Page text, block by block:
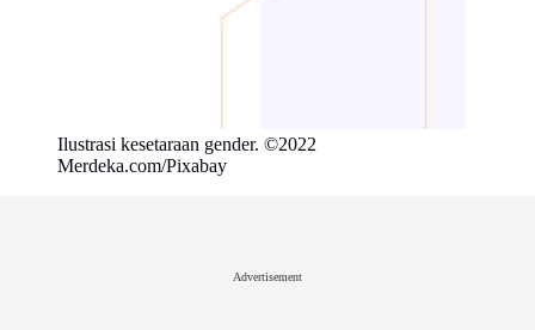
Ilustrasi kesetaraan gender. ©2022
Merdeka.com/Pixabay
Advertisement